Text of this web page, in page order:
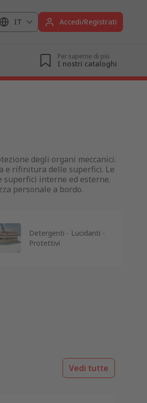
IT Accedi/Registrati
Per saperne di più
I nostri cataloghi
degli organi meccanici.
e rifinitura delle superfici. Le
interne ed esterne.
personale a bordo.
Detergenti - Lucidanti -
Protettivi
Vedi tutte